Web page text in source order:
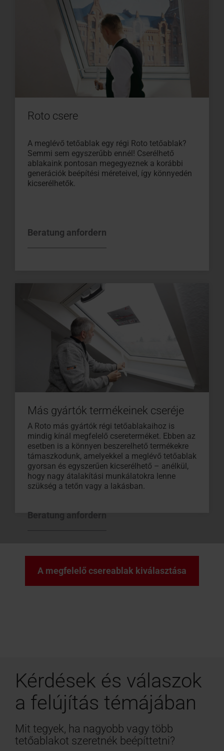
Roto csere
A meglévő tetőablak egy régi Roto tetőablak?
Semmi sem egyszerűbb ennél! Cserélhető
ablakaink pontosan megegyeznek a korábbi
generációk beépítési méreteivel, így könnyedén
kicserélhetők.
Beratung anfordern
Más gyártók termékeinek cseréje
A Roto más gyártók régi tetőablakaihoz is
mindig kínál megfelelő csereterméket. Ebben az
esetben is a könnyen beszerelhető termékekre
támaszkodunk, amelyekkel a meglévő tetőablak
gyorsan és egyszerűen kicserélhető – anélkül,
hogy nagy átalakítási munkálatokra lenne
szükség a tetőn vagy a lakásban.
Beratung anfordern
A megfelelő csereablak kiválasztása
Kérdések és válaszok
a felújítás témájában
Mit tegyek, ha nagyobb vagy több
tetőablakot szeretnék beépíttetni?